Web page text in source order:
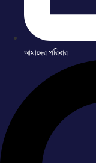
আমাদের পরিবার